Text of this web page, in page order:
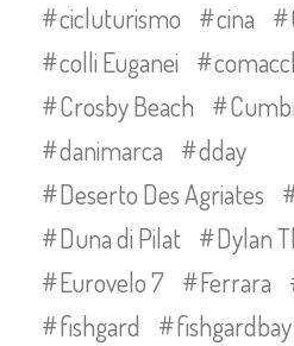
cicluturismo
cina
colli Euganei
Crosby Beach
danimarca
dday
Deserto Des Agriates
Duna di Pilat
Dylan
Eurovelo 7
Ferrara
fishgard
fishgardbay